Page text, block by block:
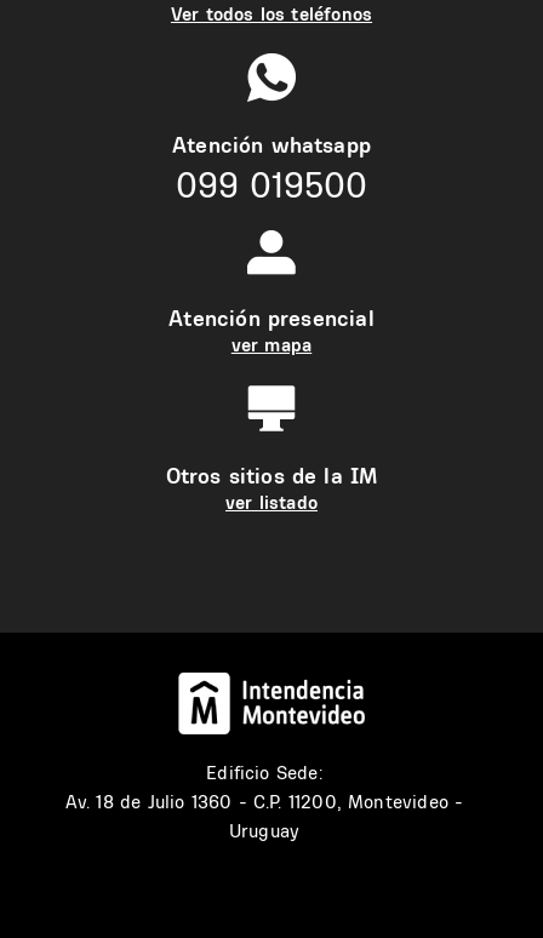
Ver todos los teléfonos
Atención whatsapp
099 019500
Atención presencial
ver mapa
Otros sitios de la IM
ver listado
Edificio Sede:
Av. 18 de Julio 1360 - C.P. 11200, Montevideo -
Uruguay